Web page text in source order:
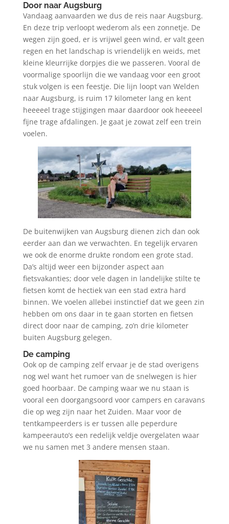
Door naar Augsburg
Vandaag aanvaarden we dus de reis naar Augsburg.
En deze trip verloopt wederom als een zonnetje. De
wegen zijn goed, er is vrijwel geen wind, er valt geen
regen en het landschap is vriendelijk en weids, met
kleine kleurrijke dorpjes die we passeren. Vooral de
voormalige spoorlijn die we vandaag voor een groot
stuk volgen is een feestje. Die lijn loopt van Welden
naar Augsburg, is ruim 17 kilometer lang en kent
heeeeel trage stijgingen maar daardoor ook heeeeel
fijne trage afdalingen. Je gaat je zowat zelf een trein
voelen.
De buitenwijken van Augsburg dienen zich dan ook
eerder aan dan we verwachten. En tegelijk ervaren
we ook de enorme drukte rondom een grote stad.
Da’s altijd weer een bijzonder aspect aan
fietsvakanties; door vele dagen in landelijke stilte te
fietsen komt de hectiek van een stad extra hard
binnen. We voelen allebei instinctief dat we geen zin
hebben om ons daar in te gaan storten en fietsen
direct door naar de camping, zo’n drie kilometer
buiten Augsburg gelegen.
De camping
Ook op de camping zelf ervaar je de stad overigens
nog wel want het rumoer van de snelwegen is hier
goed hoorbaar. De camping waar we nu staan is
vooral een doorgangsoord voor campers en caravans
die op weg zijn naar het Zuiden. Maar voor de
tentkampeerders is er tussen alle peperdure
kampeerauto’s een redelijk veldje overgelaten waar
we nu samen met 3 andere mensen staan.